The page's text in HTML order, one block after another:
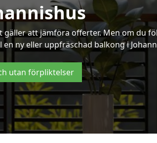
att jämföra offerter. Men om du
ny eller uppfräschad balkong i
utan förpliktelser